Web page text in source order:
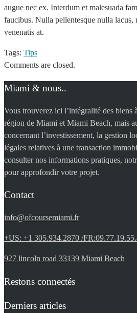
augue nec ex. Interdum et malesuada
faucibus. Nulla pellentesque nulla lacus,
venenatis at.
Tags: Tips
Comments are closed.
Miami & nous..
Vous trouverez ici l’intégralité des biens
région de Miami et Miami Beach, mais
concernant l’investissement, la gestion
légales relatives à une transaction
consulter nos informations pratiques,
pour approfondir votre projet.
Contact
info@ofcoursemiami.fr
+US: +1 305.934.2870 /
927 lincoln road 33139 Miami Beach
Restons connectés
Derniers articles